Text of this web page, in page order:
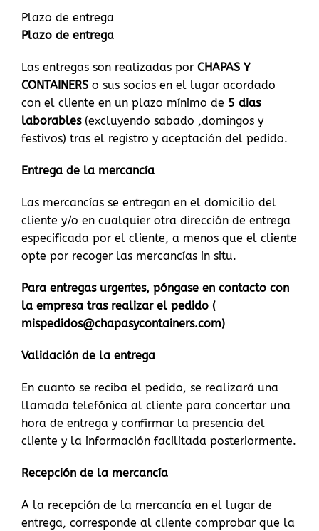
Plazo de entrega
Plazo de entrega
Las entregas son realizadas por CHAPAS Y
CONTAINERS o sus socios en el lugar acordado
con el cliente en un plazo mínimo de 5 dias
laborables (excluyendo sabado ,domingos y
festivos) tras el registro y aceptación del pedido.
Entrega de la mercancía
Las mercancías se entregan en el domicilio del
cliente y/o en cualquier otra dirección de entrega
especificada por el cliente, a menos que el cliente
opte por recoger las mercancías in situ.
Para entregas urgentes, póngase en contacto con
la empresa tras realizar el pedido (
mispedidos@chapasycontainers.com)
Validación de la entrega
En cuanto se reciba el pedido, se realizará una
llamada telefónica al cliente para concertar una
hora de entrega y confirmar la presencia del
cliente y la información facilitada posteriormente.
Recepción de la mercancía
A la recepción de la mercancía en el lugar de
entrega, corresponde al cliente comprobar que la